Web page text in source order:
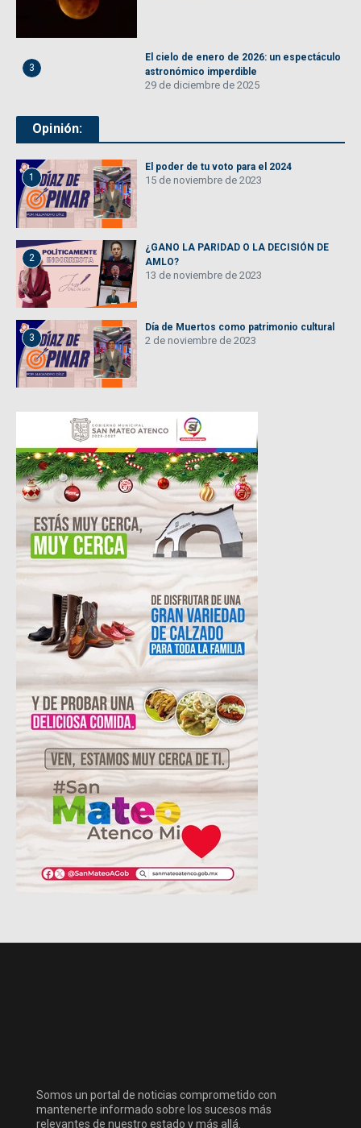
3
El cielo de enero de 2026: un espectáculo
astronómico imperdible
29 de diciembre de 2025
Opinión:
1
El poder de tu voto para el 2024
15 de noviembre de 2023
2
¿GANO LA PARIDAD O LA DECISIÓN DE
AMLO?
13 de noviembre de 2023
3
Día de Muertos como patrimonio cultural
2 de noviembre de 2023
Somos un portal de noticias comprometido con
mantenerte informado sobre los sucesos más
relevantes de nuestro estado y más allá.